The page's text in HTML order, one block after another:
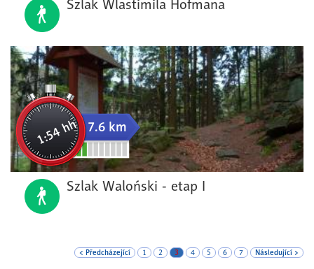
Szlak Wlastimila Hofmana
1:54 hh 7.6 km
Szlak Waloński - etap I
< Předcházející 1 2 3 4 5 6 7 Následující >